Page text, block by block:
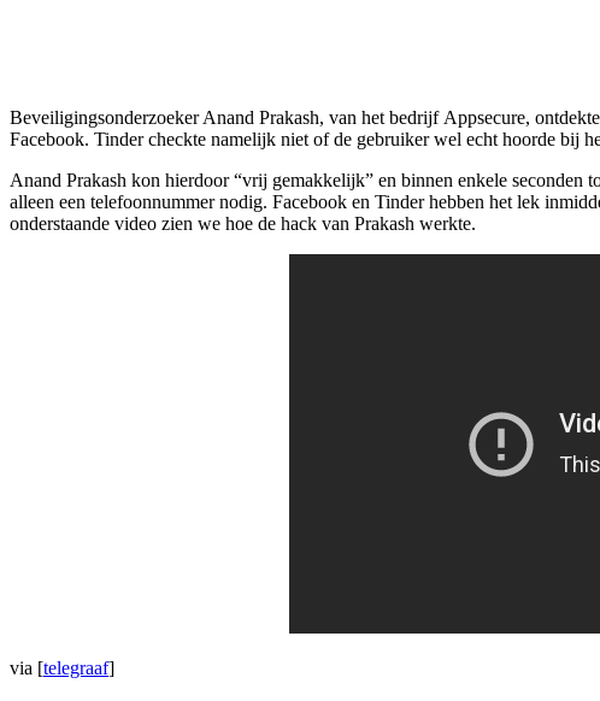
Beveiligingsonderzoeker Anand Prakash, van het bedrijf Appsecure,
Facebook. Tinder checkte namelijk niet of de gebruiker wel echt hoorde bij
Anand Prakash kon hierdoor “vrij gemakkelijk” en binnen enkele seconden
alleen een telefoonnummer nodig. Facebook en Tinder hebben het lek
onderstaande video zien we hoe de hack van Prakash werkte.
via [telegraaf]